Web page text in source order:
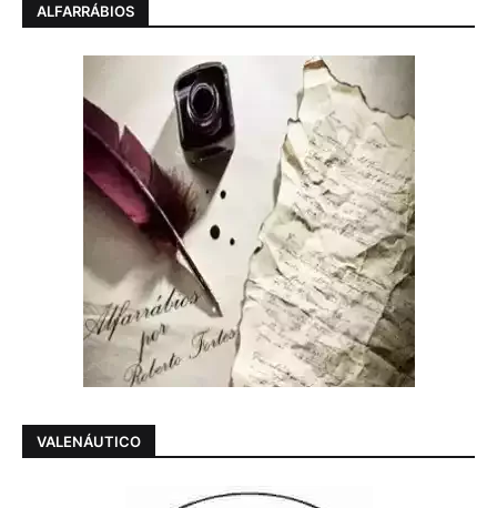
ALFARRÁBIOS
VALENÁUTICO